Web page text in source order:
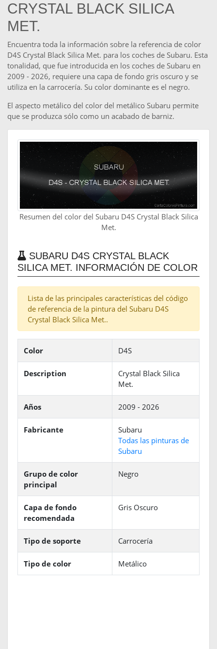
CRYSTAL BLACK SILICA
MET.
Encuentra toda la información sobre la referencia de color
D4S Crystal Black Silica Met. para los coches de Subaru. Esta
tonalidad, que fue introducida en los coches de Subaru en
2009 - 2026, requiere una capa de fondo gris oscuro y se
utiliza en la carrocería. Su color dominante es el negro.
El aspecto metálico del color del metálico Subaru permite
que se produzca sólo como un acabado de barniz.
Resumen del color del Subaru D4S Crystal Black Silica
Met.
SUBARU D4S CRYSTAL BLACK
SILICA MET. INFORMACIÓN DE COLOR
Lista de las principales características del código
de referencia de la pintura del Subaru D4S
Crystal Black Silica Met..
Color D4S
Description
Crystal Black Silica
Met.
Años 2009 - 2026
Fabricante
Subaru
Todas las pinturas de
Subaru
Grupo de color
principal
Negro
Capa de fondo
recomendada
Gris Oscuro
Tipo de soporte Carrocería
Tipo de color Metálico